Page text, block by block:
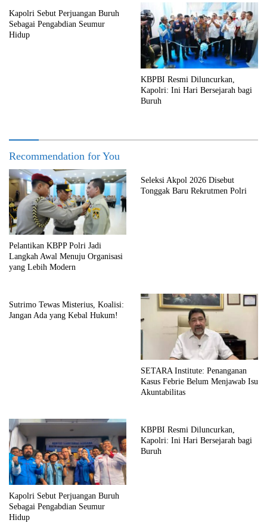
Kapolri Sebut Perjuangan Buruh
Sebagai Pengabdian Seumur
Hidup
KBPBI Resmi Diluncurkan,
Kapolri: Ini Hari Bersejarah bagi
Buruh
Recommendation for You
Pelantikan KBPP Polri Jadi
Langkah Awal Menuju Organisasi
yang Lebih Modern
Seleksi Akpol 2026 Disebut
Tonggak Baru Rekrutmen Polri
Sutrimo Tewas Misterius, Koalisi:
Jangan Ada yang Kebal Hukum!
SETARA Institute: Penanganan
Kasus Febrie Belum Menjawab Isu
Akuntabilitas
Kapolri Sebut Perjuangan Buruh
Sebagai Pengabdian Seumur
Hidup
KBPBI Resmi Diluncurkan,
Kapolri: Ini Hari Bersejarah bagi
Buruh